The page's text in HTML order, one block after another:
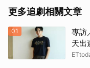
更多追劇相關文章
01
專訪
天出